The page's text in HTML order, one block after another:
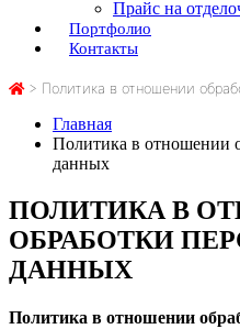
Прайс на
Портфолио
Контакты
> Политика в отношении
Главная
Политика в отношении
данных
ПОЛИТИКА В
ОБРАБОТКИ
ДАННЫХ
Политика в отношении